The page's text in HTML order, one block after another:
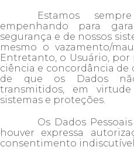
Estamos
empenhando para
segurança e de nossos
mesmo o vazamento/
Entretanto, o Usuário, por
ciência e concordância de
de que os Dados
transmitidos, em
sistemas e proteções.
Os Dados
houver expressa
consentimento indiscutível